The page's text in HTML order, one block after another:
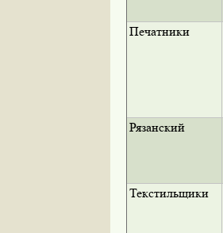
Печатники
Рязанский
Текстильщики